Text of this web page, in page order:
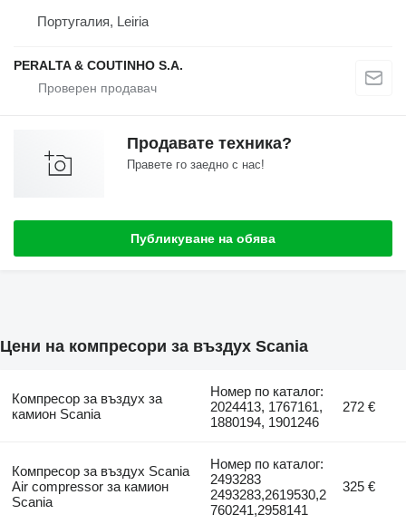
Португалия, Leiria
PERALTA & COUTINHO S.A.
Продавате техника?
Правете го заедно с нас!
Публикуване на обява
Цени на компресори за въздух Scania
Компресор за въздух за
камион Scania
Номер по каталог:
2024413, 1767161,
1880194, 1901246
272 €
Компресор за въздух Scania
Air compressor за камион
Scania
Номер по каталог:
2493283
2493283,2619530,2
760241,2958141
325 €